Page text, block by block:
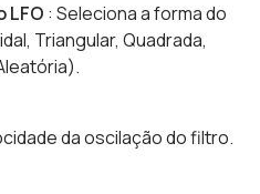
LFO : Seleciona a forma do
Triangular, Quadrada,
da oscilação do filtro.